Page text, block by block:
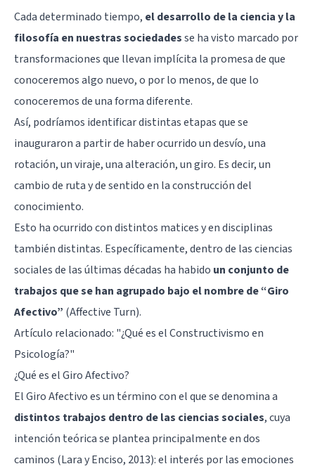
Cada determinado tiempo, el desarrollo de la ciencia y la
filosofía en nuestras sociedadesse ha visto marcado por
transformaciones que llevan implícita la promesa de que
conoceremos algo nuevo, o por lo menos, de que lo
conoceremos de una forma diferente.
Así, podríamos identificar distintas etapas que se
inauguraron a partir de haber ocurrido un desvío, una
rotación, un viraje, una alteración, un giro. Es decir, un
cambio de ruta y de sentido en la construcción del
conocimiento.
Esto ha ocurrido con distintos matices y en disciplinas
también distintas. Específicamente, dentro de las ciencias
sociales de las últimas décadas ha habido un conjunto de
trabajos que se han agrupado bajo el nombre de “Giro
Afectivo” (Affective Turn).
Artículo relacionado: "¿Qué es el Constructivismo en
Psicología?"
¿Qué es el Giro Afectivo?
El Giro Afectivo es un término con el que se denomina a
distintos trabajos dentro de las ciencias sociales, cuya
intención teórica se plantea principalmente en dos
caminos (Lara y Enciso, 2013): el interés por las emociones